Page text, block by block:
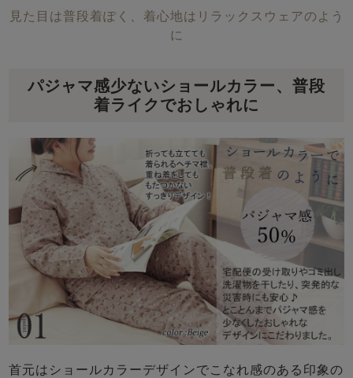
見た目は普段着ぽく、着心地はリラックスウェアのよう
に
パジャマ感少ないショールカラー、普段
着ライクでおしゃれに
首元はショールカラーデザインでこなれ感のある印象の